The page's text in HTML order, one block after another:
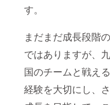
す。
まだまだ成長段階
ではありますが、
国のチームと戦え
経験を大切にし、